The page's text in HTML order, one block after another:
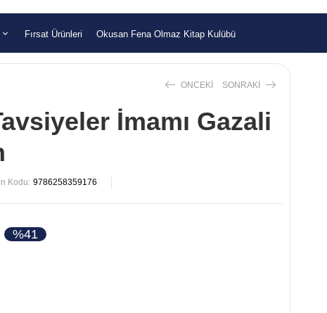
Fırsat Ürünleri Okusan Fena Olmaz Kitap Kulübü
ONCEKI SONRAKI
İmamı Gazali
Kodu: 9786258359176
%41